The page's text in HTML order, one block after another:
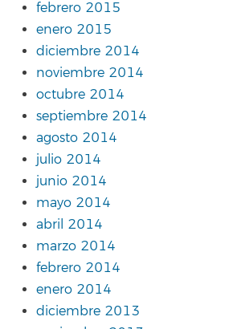
febrero 2015
enero 2015
diciembre 2014
noviembre 2014
octubre 2014
septiembre 2014
agosto 2014
julio 2014
junio 2014
mayo 2014
abril 2014
marzo 2014
febrero 2014
enero 2014
diciembre 2013